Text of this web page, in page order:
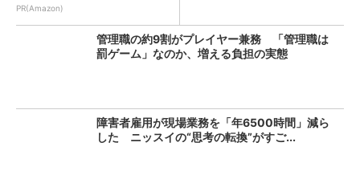
PR(Amazon)
管理職の約9割がプレイヤー兼務 「管理職は
罰ゲーム」なのか、増える負担の実態
障害者雇用が現場業務を「年6500時間」減ら
した ニッスイの“思考の転換”がすご...